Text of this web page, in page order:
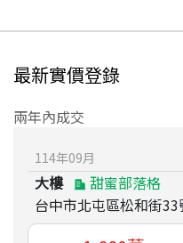
最新實價登錄
兩年內成交
114年09月
大樓
甜蜜部落格
台中市北屯區松和街